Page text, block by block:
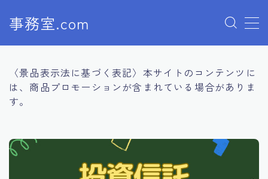
事務室.com
MENU
貯める
保険
〈景品表示法に基づく表記〉本サイトのコンテンツに
は、商品プロモーションが含まれている場合がありま
す。